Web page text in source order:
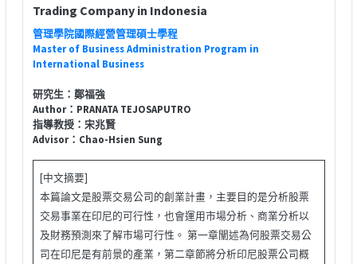
Trading Company in Indonesia
管理學院國際經營管理碩士學程
Master of Business Administration Program in
International Business
研究生：鄭福強
Author：PRANATA TEJOSAPUTRO
指導教授：宋兆賢
Advisor：Chao-Hsien Sung
[中文摘要]
本篇論文是股票交易公司的創業計畫，主要目的是分析股票
交易事業在印尼的可行性，也會運用市場分析、商業分析以
及財務預測來了解市場可行性。 第一章闡述為何股票交易公
司在印尼是有前景的產業，第二章節將分析印尼股票公司概